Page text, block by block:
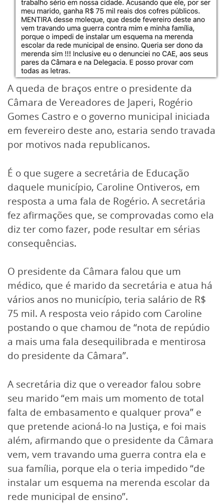
A queda de braços entre o presidente da
Câmara de Vereadores de Japeri, Rogério
Gomes Castro e o governo municipal iniciada
em fevereiro deste ano, estaria sendo travada
por motivos nada republicanos.
É o que sugere a secretária de Educação
daquele município, Caroline Ontiveros, em
resposta a uma fala de Rogério. A secretária
fez afirmações que, se comprovadas como ela
diz ter como fazer, pode resultar em sérias
consequências.
O presidente da Câmara falou que um
médico, que é marido da secretária e atua há
vários anos no município, teria salário de R$
75 mil. A resposta veio rápido com Caroline
postando o que chamou de “nota de repúdio
a mais uma fala desequilibrada e mentirosa
do presidente da Câmara”.
A secretária diz que o vereador falou sobre
seu marido “em mais um momento de total
falta de embasamento e qualquer prova” e
que pretende acioná-lo na Justiça, e foi mais
além, afirmando que o presidente da Câmara
vem, vem travando uma guerra contra ela e
sua família, porque ela o teria impedido “de
instalar um esquema na merenda escolar da
rede municipal de ensino”.